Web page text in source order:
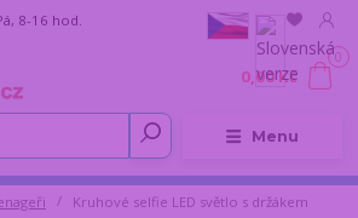
Menu
8-16 hod.
0
0,00 Kč
Kruhové selfie LED světlo s držákem